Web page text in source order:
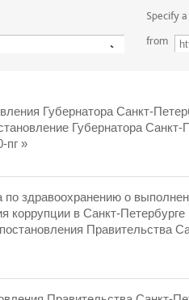
Specify
from
Губернатора Санкт-
Губернатора Санкт-
пг »
по здравоохранению о
коррупции в Санкт-
Правительства